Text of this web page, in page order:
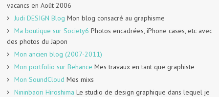
vacancs en Août 2006
Judi DESIGN Blog Mon blog consacré au graphisme
Ma boutique sur Society6 Photos encadrées, iPhone cases, etc avec
des photos du Japon
Mon ancien blog (2007-2011)
Mon portfolio sur Behance Mes travaux en tant que graphiste
Mon SoundCloud Mes mixs
Nininbaori Hiroshima Le studio de design graphique dans lequel je